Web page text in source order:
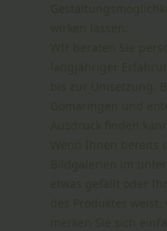
wirken lassen.
WIr beraten Sie
langjähriger
bis zur Umsetzung.
Gomaringen und
Ausdruck finden kann.
Wenn Ihnen bereits
Bildgalerien im
etwas gefällt oder
des Produktes
merken Sie sich